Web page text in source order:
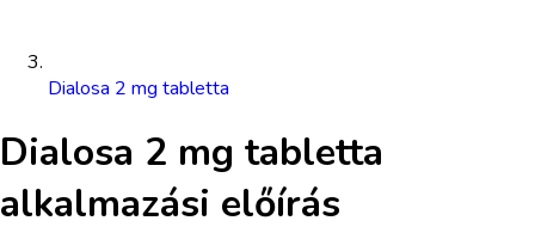
Dialosa 2 mg tabletta
Dialosa 2 mg tabletta
alkalmazási előírás